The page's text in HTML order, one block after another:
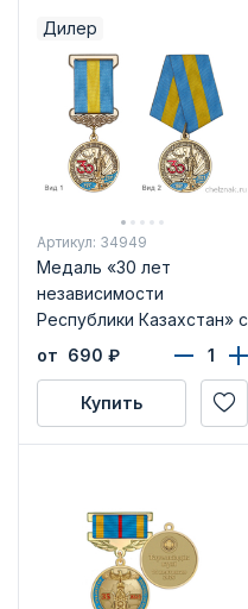
Дилер
Артикул: 34949
Медаль «30 лет
независимости
Республики Казахстан» с
бланком удостоверения
от 690 ₽
Купить